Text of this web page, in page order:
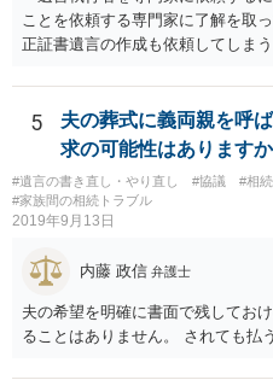
ことを依頼する専門家に了解を取
正証書遺言の作成も依頼してしま
ません。 遺言執行者に就任し、遺
弁護士費用としてかかります。
筆証書遺言の存在を親族がなかっ
書を法務局に保管した場合、死亡
ることになりますので、「法務局
がなかったもの」にすることはで
がありえますが、その予防方法は
難しいです。
5
夫の葬式に義両親を呼
求の可能性はあります
#遺言の書き直し・やり直し #協議
#相
#家族間の相続トラブル
2019年9月13日
内藤 政信 弁護士
夫の希望を明確に書面で残してお
ることはありません。 されても払